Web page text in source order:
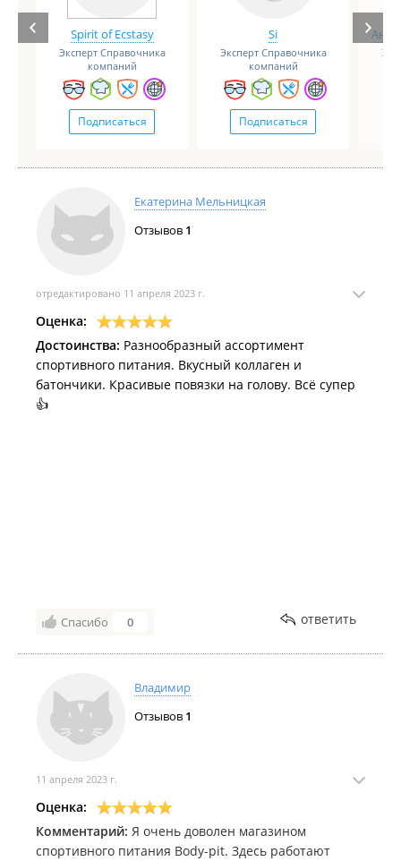
Spirit of Ecstasy
Эксперт Справочника
компаний
Подписаться
Si
Эксперт Справочника
компаний
Подписаться
Екатерина Мельницкая
Отзывов 1
отредактировано 11 апреля 2023 г.
Оценка:
Достоинства: Разнообразный ассортимент
спортивного питания. Вкусный коллаген и
батончики. Красивые повязки на голову. Всё супер
👍
Спасибо 0 ответить
Владимир
Отзывов 1
11 апреля 2023 г.
Оценка:
Комментарий: Я очень доволен магазином
спортивного питания Body-pit. Здесь работают